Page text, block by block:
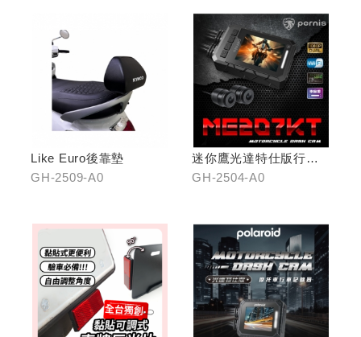
Like Euro後靠墊
GH-2509-A0
迷你鷹光達特仕版行車
記錄器
GH-2504-A0